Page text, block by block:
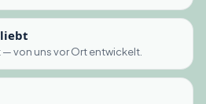
— von uns vor Ort entwickelt.